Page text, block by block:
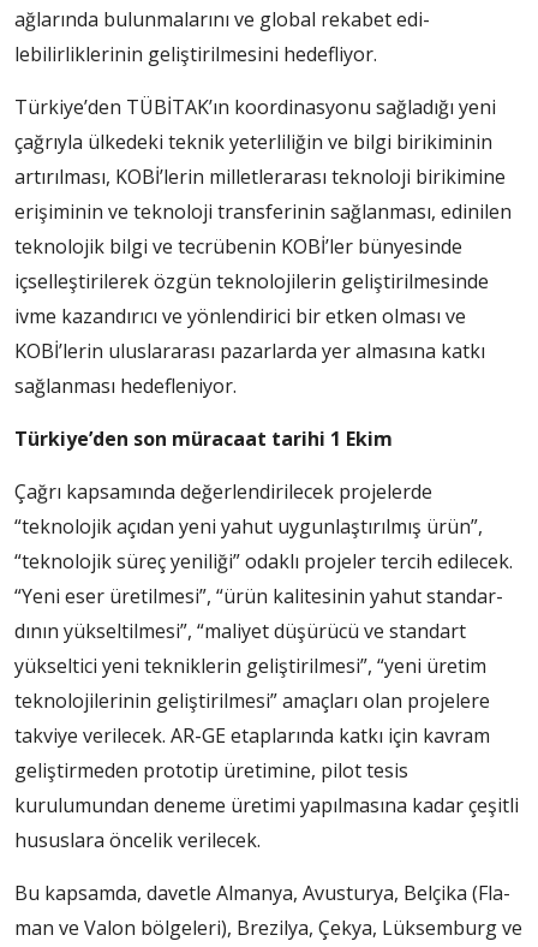
ağlarında bulun­malarını ve global rekabet edi­
lebilirliklerinin geliştirilmesini hedefliyor.
Türkiye’den TÜBİTAK’ın ko­ordinasyonu sağladığı yeni
çağ­rıyla ülkedeki teknik yeterliliğin ve bilgi birikiminin
artırılma­sı, KOBİ’lerin milletlerarası tek­noloji birikimine
erişiminin ve teknoloji transferinin sağlan­ması, edinilen
teknolojik bilgi ve tecrübenin KOBİ’ler bünyesin­de
içselleştirilerek özgün tekno­lojilerin geliştirilmesinde
ivme kazandırıcı ve yönlendirici bir etken olması ve
KOBİ’lerin ulus­lararası pazarlarda yer almasına katkı
sağlanması hedefleniyor.
Türkiye’den son müracaat tarihi 1 Ekim
Çağrı kapsamında değerlen­dirilecek projelerde
“teknolojik açıdan yeni yahut uygunlaştırılmış ürün”,
“teknolojik süreç yeni­liği” odaklı projeler tercih edi­lecek.
“Yeni eser üretilmesi”, “ürün kalitesinin yahut standar­
dının yükseltilmesi”, “maliyet düşürücü ve standart
yükseltici yeni tekniklerin geliştirilmesi”, “yeni üretim
teknolojilerinin ge­liştirilmesi” amaçları olan pro­jelere
takviye verilecek. AR-GE etaplarında katkı için kavram
geliştirmeden prototip üretimi­ne, pilot tesis
kurulumundan de­neme üretimi yapılmasına ka­dar çeşitli
hususlara öncelik ve­rilecek.
Bu kapsamda, davetle Al­manya, Avusturya, Belçika (Fla­
man ve Valon bölgeleri), Brezil­ya, Çekya, Lüksemburg ve